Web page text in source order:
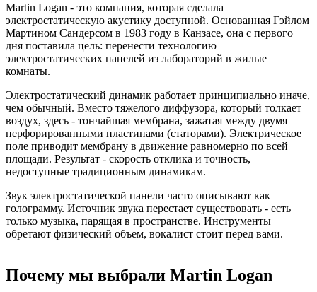
Martin Logan - это компания, которая сделала
электростатическую акустику доступной. Основанная Гэйлом
Мартином Сандерсом в 1983 году в Канзасе, она с первого
дня поставила цель: перенести технологию
электростатических панелей из лабораторий в жилые
комнаты.
Электростатический динамик работает принципиально иначе,
чем обычный. Вместо тяжелого диффузора, который толкает
воздух, здесь - тончайшая мембрана, зажатая между двумя
перфорированными пластинами (статорами). Электрическое
поле приводит мембрану в движение равномерно по всей
площади. Результат - скорость отклика и точность,
недоступные традиционным динамикам.
Звук электростатической панели часто описывают как
голограмму. Источник звука перестает существовать - есть
только музыка, парящая в пространстве. Инструменты
обретают физический объем, вокалист стоит перед вами.
Почему мы выбрали Martin Logan